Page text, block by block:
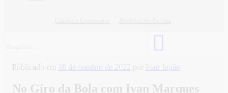
Publicado em 18 de outubro de 2022 por Ivan Japão
No Giro da Bola com Ivan Marques